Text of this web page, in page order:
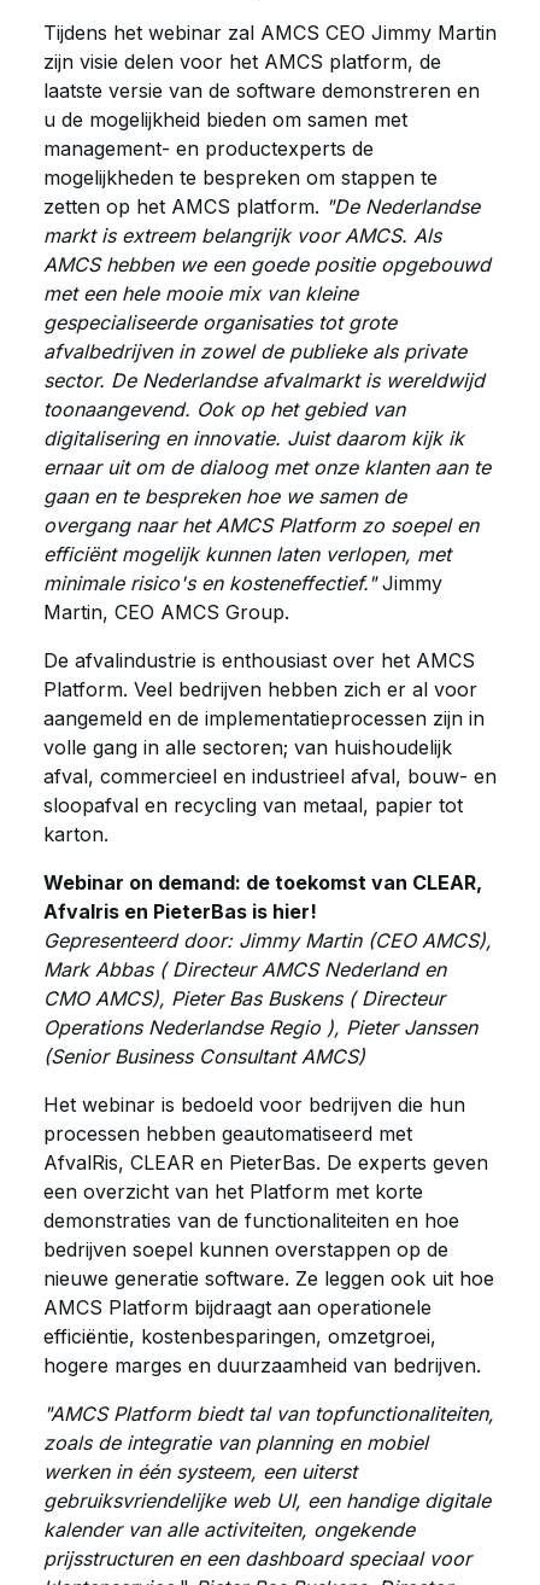
Tijdens het webinar zal AMCS CEO Jimmy Martin
zijn visie delen voor het AMCS platform, de
laatste versie van de software demonstreren en
u de mogelijkheid bieden om samen met
management- en productexperts de
mogelijkheden te bespreken om stappen te
zetten op het AMCS platform. "De Nederlandse
markt is extreem belangrijk voor AMCS. Als
AMCS hebben we een goede positie opgebouwd
met een hele mooie mix van kleine
gespecialiseerde organisaties tot grote
afvalbedrijven in zowel de publieke als private
sector. De Nederlandse afvalmarkt is wereldwijd
toonaangevend. Ook op het gebied van
digitalisering en innovatie. Juist daarom kijk ik
ernaar uit om de dialoog met onze klanten aan te
gaan en te bespreken hoe we samen de
overgang naar het AMCS Platform zo soepel en
efficiënt mogelijk kunnen laten verlopen, met
minimale risico's en kosteneffectief."Jimmy
Martin, CEO AMCS Group.
De afvalindustrie is enthousiast over het AMCS
Platform. Veel bedrijven hebben zich er al voor
aangemeld en de implementatieprocessen zijn in
volle gang in alle sectoren; van huishoudelijk
afval, commercieel en industrieel afval, bouw- en
sloopafval en recycling van metaal, papier tot
karton.
Webinar on demand: de toekomst van CLEAR,
Afvalris en PieterBas is hier!
Gepresenteerd door: Jimmy Martin (CEO AMCS),
Mark Abbas (DirecteurAMCS Nederland en
CMO AMCS), Pieter Bas Buskens (Directeur
Operations Nederlandse Regio ), Pieter Janssen
(Senior Business Consultant AMCS)
Het webinar is bedoeld voor bedrijven die hun
processen hebben geautomatiseerd met
AfvalRis, CLEAR en PieterBas. De experts geven
een overzicht van het Platform met korte
demonstraties van de functionaliteiten en hoe
bedrijven soepel kunnen overstappen op de
nieuwe generatie software. Ze leggen ook uit hoe
AMCS Platform bijdraagt aan operationele
efficiëntie, kostenbesparingen, omzetgroei,
hogere marges en duurzaamheid van bedrijven.
"AMCS Platform biedt tal van topfunctionaliteiten,
zoals de integratie van planning en mobiel
werken in één systeem, een uiterst
gebruiksvriendelijke web UI, een handige digitale
kalender van alle activiteiten, ongekende
prijsstructuren en een dashboard speciaal voor